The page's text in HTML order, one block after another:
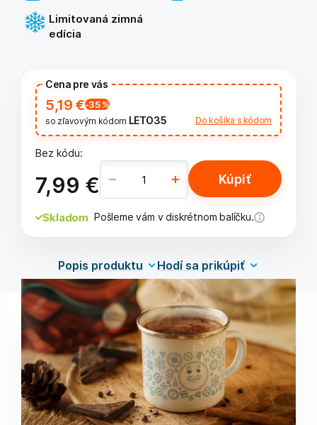
Limitovaná zimná
edícia
Cena pre vás
5,19 €-35%
so zľavovým kódom LETO35 Do košíka s kódom
Bez kódu:
7,99 € Kúpiť
Skladom Pošleme vám v diskrétnom balíčku.
Popis produktu Hodí sa prikúpiť